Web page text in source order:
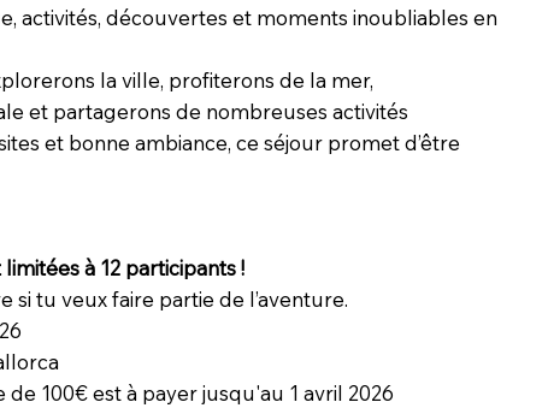
activités, découvertes et moments inoubliables en
la ville, profiterons de la mer,
et partagerons de nombreuses activités
et bonne ambiance, ce séjour promet d’être
à 12 participants !
si tu veux faire partie de l’aventure.
de 100€ est à payer jusqu'au 1 avril 2026